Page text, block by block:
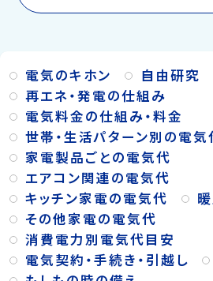
電気のキホン
自由研究
再エネ・発電の仕組み
電気料金の仕組み・料金
世帯・生活パターン別の電気
家電製品ごとの電気代
エアコン関連の電気代
キッチン家電の電気代
その他家電の電気代
消費電力別電気代目安
電気契約・手続き・引越し